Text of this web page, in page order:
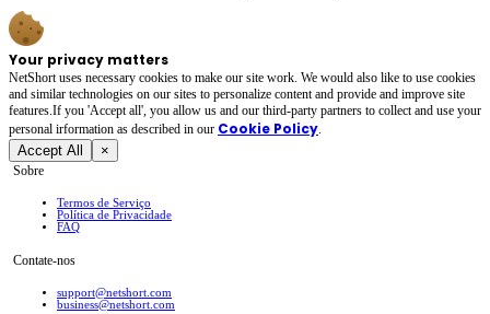
Your privacy matters
NetShort uses necessary cookies to make our site work. We would also like to use cookies
and similar technologies on our sites to personalize content and provide and improve site
features.If you 'Accept all', you allow us and our third-party partners to collect and use your
personal irformation as described in our Cookie Policy.
Accept All ×
Sobre
Termos de Serviço
Política de Privacidade
FAQ
Contate-nos
support@netshort.com
business@netshort.com